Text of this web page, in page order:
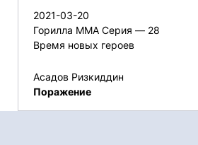
2021-03-20
Горилла ММА Серия — 28
Время новых героев
Асадов Ризкиддин
Поражение